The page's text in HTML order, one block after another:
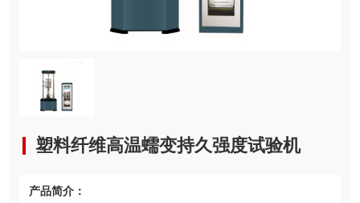
塑料纤维高温蠕变持久强度试验机
产品简介：